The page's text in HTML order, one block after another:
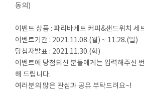
동의)
이벤트 상품 : 파리바게트 커피&샌드위치 세
이벤트기간 : 2021.11.08.(월) ~ 11.28.(일)
당첨자발표 : 2021.11.30.(화)
이벤트에 당첨되신 분들에게는 입력해주신
해 드립니다.
여러분의 많은 관심과 공유 부탁드려요~!